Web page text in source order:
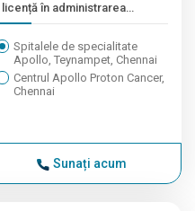
licență în administrarea
mâncării, doctorat, master...
Spitalele de specialitate
Apollo, Teynampet, Chennai
Centrul Apollo Proton Cancer,
Chennai
Sunați acum